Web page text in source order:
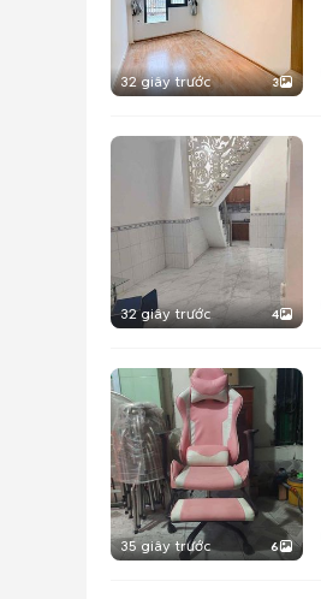
32 giây trước 3
32 giây trước 4
35 giây trước 6